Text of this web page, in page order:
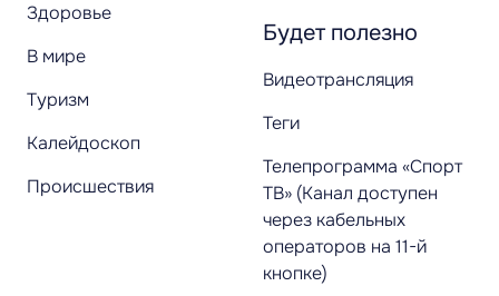
Здоровье
В мире
Туризм
Калейдоскоп
Происшествия
Будет полезно
Видеотрансляция
Теги
Телепрограмма «Спорт
ТВ» (Канал доступен
через кабельных
операторов на 11-й
кнопке)